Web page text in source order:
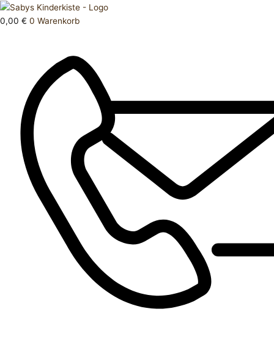
Zum
Inhalt
0,00 € 0 Warenkorb
Products
search
Strumpfhose
122